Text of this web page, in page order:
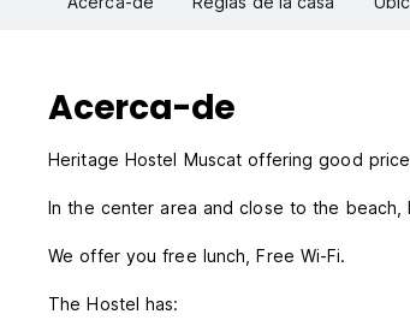
Acerca-de
Heritage Hostel Muscat offering good
In the center area and close to
We offer you free lunch, Free Wi-Fi.
The Hostel has: